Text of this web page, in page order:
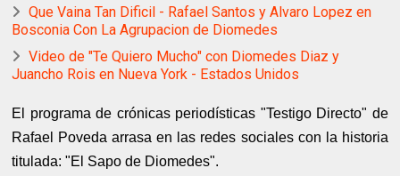
Que Vaina Tan Dificil - Rafael Santos y Alvaro Lopez en
Bosconia Con La Agrupacion de Diomedes
Video de "Te Quiero Mucho" con Diomedes Diaz y
Juancho Rois en Nueva York - Estados Unidos
El programa de crónicas periodísticas "Testigo Directo" de
Rafael Poveda arrasa en las redes sociales con la historia
titulada: "El Sapo de Diomedes".